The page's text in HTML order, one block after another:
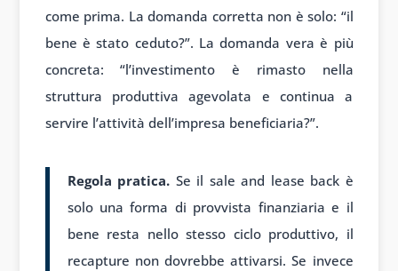
come prima. La domanda corretta non è solo: “il
bene è stato ceduto?”. La domanda vera è più
concreta: “l’investimento è rimasto nella
struttura produttiva agevolata e continua a
servire l’attività dell’impresa beneficiaria?”.
Regola pratica. Se il sale and lease back è
solo una forma di provvista finanziaria e il
bene resta nello stesso ciclo produttivo, il
recapture non dovrebbe attivarsi. Se invece